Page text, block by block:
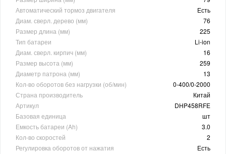
Автоматический тормоз двигателя
Есть
Диам. сверл. дерево (мм)
76
Размер длина (мм)
225
Тип батареи
Li-ion
Диам. сверл. кирпич (мм)
16
Размер высота (мм)
259
Диаметр патрона (мм)
13
Кол-во оборотов без нагрузки (об/мин)
0-400/0-2000
Страна производитель
Китай
Артикул
DHP458RFE
Базовая единица
шт
Емкость батареи (Ah)
3.0
Кол-во скоростей
2
Регулировка оборотов от нажатия
Есть